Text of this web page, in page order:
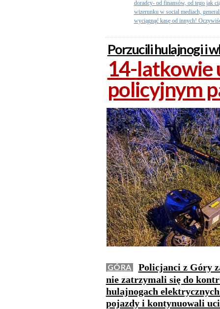
doradcy- od finansów, od tego jak
wizerunku w social mediach,
wyciągnąć kasę od innych!
Porzucili hulajnogi i
14-latkowie
policyjnym
GÓRA
Policjanci z Góry
nie zatrzymali się do
hulajnogach
pojazdy i kontynuowali